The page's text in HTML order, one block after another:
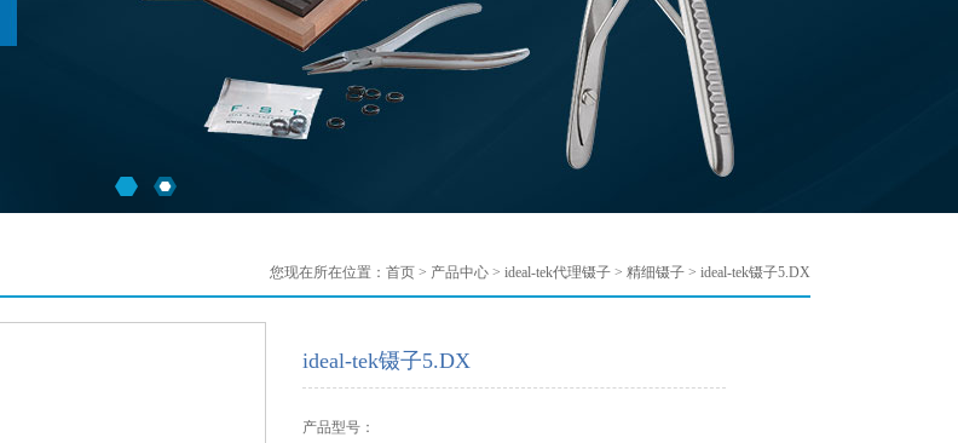
您现在所在位置： 首页 > 产品中心 > ideal-tek代理镊子 > 精细镊子 > ideal-tek镊子5.DX
ideal-tek镊子5.DX
产品型号：